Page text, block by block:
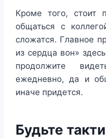
Кроме того, стоит
общаться с
сложатся. Главное
из сердца вон»
продолжите
ежедневно, да и
иначе придется.
Будьте